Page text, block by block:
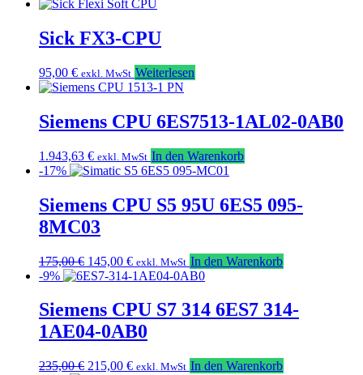
Sick FX3-CPU
95,00 € exkl. MwSt Weiterlesen
Siemens CPU 6ES7513-1AL02-0AB0
1.943,63 € exkl. MwSt In den Warenkorb
-17%
Siemens CPU S5 95U 6ES5 095-
8MC03
175,00€ Ursprünglicher
Preis
175,00 €
145,00 €Aktueller
Preis
145,00 €.
exkl. MwSt In den Warenkorb
-9%
Siemens CPU S7 314 6ES7 314-
1AE04-0AB0
235,00€ Ursprünglicher
215,00 €Aktueller
exkl. MwSt In den Warenkorb